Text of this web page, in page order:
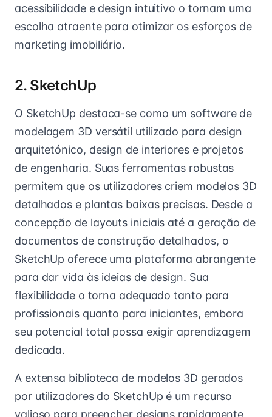
acessibilidade e design intuitivo o tornam uma
escolha atraente para otimizar os esforços de
marketing imobiliário.
2. SketchUp
O SketchUp destaca-se como um software de
modelagem 3D versátil utilizado para design
arquitetónico, design de interiores e projetos
de engenharia. Suas ferramentas robustas
permitem que os utilizadores criem modelos 3D
detalhados e plantas baixas precisas. Desde a
concepção de layouts iniciais até a geração de
documentos de construção detalhados, o
SketchUp oferece uma plataforma abrangente
para dar vida às ideias de design. Sua
flexibilidade o torna adequado tanto para
profissionais quanto para iniciantes, embora
seu potencial total possa exigir aprendizagem
dedicada.
A extensa biblioteca de modelos 3D gerados
por utilizadores do SketchUp é um recurso
valioso para preencher designs rapidamente.